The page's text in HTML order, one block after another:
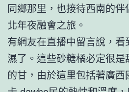
同鄉那里，也接待西南的
北年夜融會之旅。
有網友在直播中留言說，
濕了。這些砂糖橘必定很
的甘，由於這里包括著廣西